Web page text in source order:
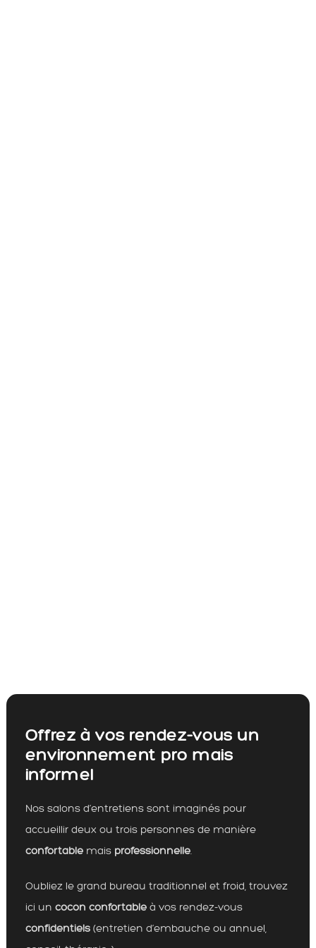
Offrez à vos rendez-vous un
environnement pro mais
informel
Nos salons d’entretiens sont imaginés pour
accueillir deux ou trois personnes de manière
confortablemais professionnelle.
Oubliez le grand bureau traditionnel et froid, trouvez
ici un cocon confortableà vos rendez-vous
confidentiels(entretien d’embauche ou annuel,